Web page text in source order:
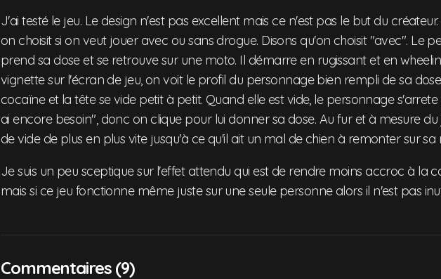
J'ai testé le jeu. Le design n'est pas excellent mais ce n'est pas le but du
on choisit si on veut jouer avec ou sans drogue. Disons qu'on choisit "avec". Le
prend sa dose et se retrouve sur une moto. Il démarre en rugissant et en
vignette sur l'écran de jeu, on voit le profil du personnage bien rempli de sa
cocaïne et la tête se vide petit à petit. Quand elle est vide, le personnage
ai encore besoin", donc on clique pour lui donner sa dose. Au fur et à mesure du
de vide de plus en plus vite jusqu'à ce qu'il ait un mal de chien à remonter sur sa
Je suis un peu sceptique sur l'effet attendu qui est de rendre moins accroc à la
mais si ce jeu fonctionne même juste sur une seule personne alors il n'est pas
Commentaires (9)